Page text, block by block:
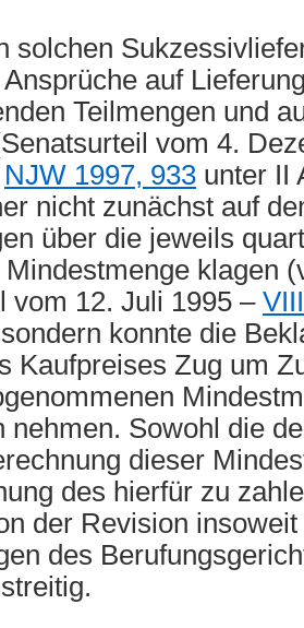
solchen
auf
Teilmengen und
vom 4.
NJW 1997, 933 unter II
nicht zunächst auf
über die jeweils
klagen
vom 12. Juli 1995 –
konnte die
Kaufpreises Zug um
nehmen. Sowohl die
dieser
des hierfür zu
der Revision
des